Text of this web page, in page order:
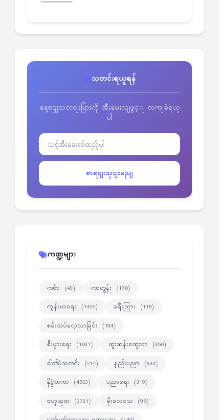
သတင်းရယူရန်
နေ့စဥျသတငျးမြားကို အီးမေးလျဖွင့ျ လကျခံရယူ
ပါ
စာရငျးသှငျးမညျ
ကဏ္ဍများ
ကဗ်ာ (49) ကာတွန်း (170)
ကျန်းမာရေး (1405) ခရီးသြား (115)
စမ်းသပ်လေ့လာခြင်း (194)
စီးပွားရေး (1031) ထူးဆန်းထွေလာ (950)
ဓါတ်ပုံသတင်း (214) နည်းပညာ (833)
နိုင္ငံတကာ (4503) ပညာရေး (319)
ဗဟုသုတ (3721) မိုးလေဝသ (95)